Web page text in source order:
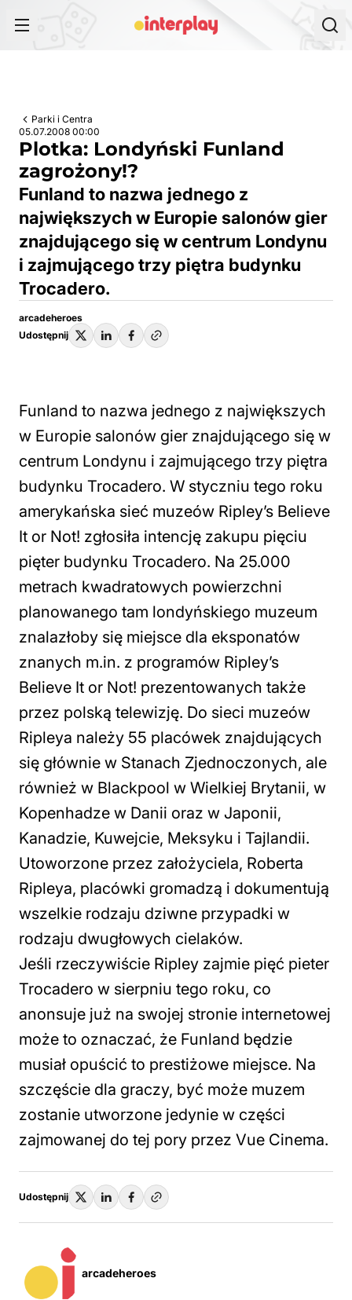
Parki i Centra
05.07.2008 00:00
Plotka: Londyński Funland
zagrożony!?
Funland to nazwa jednego z
największych w Europie salonów gier
znajdującego się w centrum Londynu
i zajmującego trzy piętra budynku
Trocadero.
arcadeheroes
Udostępnij
Funland to nazwa jednego z największych
w Europie salonów gier znajdującego się w
centrum Londynu i zajmującego trzy piętra
budynku Trocadero. W styczniu tego roku
amerykańska sieć muzeów Ripley’s Believe
It or Not! zgłosiła intencję zakupu pięciu
pięter budynku Trocadero. Na 25.000
metrach kwadratowych powierzchni
planowanego tam londyńskiego muzeum
znalazłoby się miejsce dla eksponatów
znanych m.in. z programów Ripley’s
Believe It or Not! prezentowanych także
przez polską telewizję. Do sieci muzeów
Ripleya należy 55 placówek znajdujących
się głównie w Stanach Zjednoczonych, ale
również w Blackpool w Wielkiej Brytanii, w
Kopenhadze w Danii oraz w Japonii,
Kanadzie, Kuwejcie, Meksyku i Tajlandii.
Utoworzone przez założyciela, Roberta
Ripleya, placówki gromadzą i dokumentują
wszelkie rodzaju dziwne przypadki w
rodzaju dwugłowych cielaków.
Jeśli rzeczywiście Ripley zajmie pięć pieter
Trocadero w sierpniu tego roku, co
anonsuje już na swojej stronie internetowej
może to oznaczać, że Funland będzie
musiał opuścić to prestiżowe miejsce. Na
szczęście dla graczy, być może muzem
zostanie utworzone jedynie w części
zajmowanej do tej pory przez Vue Cinema.
Udostępnij
arcadeheroes